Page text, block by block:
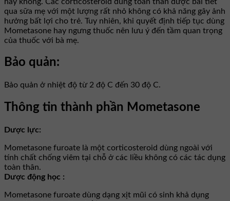
qua sữa mẹ với một lượng rất nhỏ không có khả năng gây ảnh
hưởng bất lợi cho trẻ. Tuy nhiên, khi quyết định tiếp tục dùng
Mometasone hay ngưng thuốc nên lưu ý đến tầm quan trọng
của thuốc với bà mẹ.
Bảo quản:
Bảo quản ở nhiệt độ từ 2 độ C đến 30 độ C.
Thông tin thành phần Mometasone
Dược lực:
Mometasone furoate là một corticosteroid dùng ngoài với
tính chất chống viêm tại chỗ ở các liều không có các tác dụng
toàn thân.
Dược động học :
Mometasone furoate dùng dạng xịt mũi có sinh khả dụng